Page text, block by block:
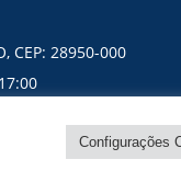
CEP: 28950-000
Configurações